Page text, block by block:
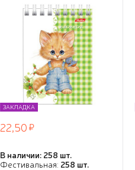
мелованный картон,
ЗАКЛАДКА
22,50
В наличии: 258 шт.
Фестивальная: 258 шт.